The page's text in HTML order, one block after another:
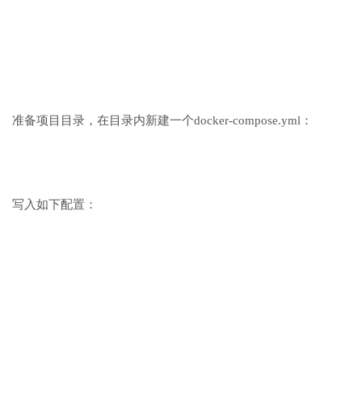
准备项目目录，在目录内新建一个docker-compose.yml：
写入如下配置：